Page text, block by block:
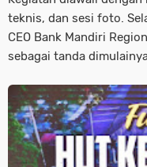
teknis, dan sesi foto.
CEO Bank Mandiri
sebagai tanda